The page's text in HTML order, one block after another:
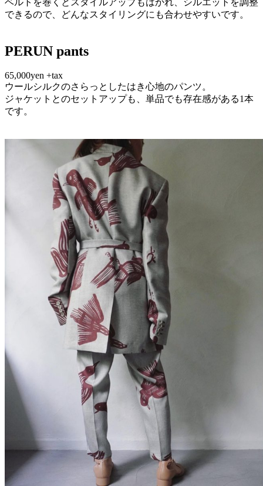
できるので、どんなスタイリングにも合わせやすいです。
PERUN pants
65,000yen +tax
ウールシルクのさらっとしたはき心地のパンツ。
ジャケットとのセットアップも、単品でも存在感がある1本
です。